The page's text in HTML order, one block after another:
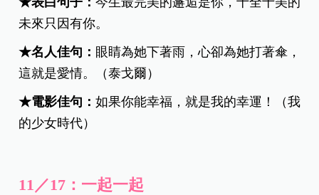
未來只因有你。
★名人佳句： 眼睛為她下著雨，心卻為她打著傘，
這就是愛情。（泰戈爾）
★電影佳句：如果你能幸福，就是我的幸運！（我
的少女時代）
11／17：一起一起